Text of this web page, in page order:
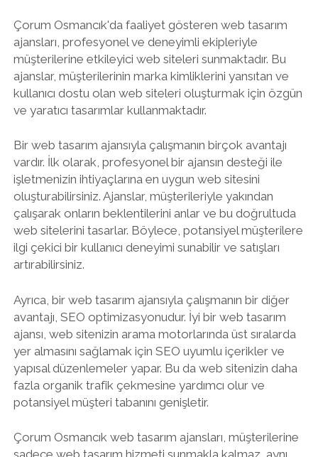
Çorum Osmancık'da faaliyet gösteren web tasarım
ajansları, profesyonel ve deneyimli ekipleriyle
müşterilerine etkileyici web siteleri sunmaktadır. Bu
ajanslar, müşterilerinin marka kimliklerini yansıtan ve
kullanıcı dostu olan web siteleri oluşturmak için özgün
ve yaratıcı tasarımlar kullanmaktadır.
Bir web tasarım ajansıyla çalışmanın birçok avantajı
vardır. İlk olarak, profesyonel bir ajansın desteği ile
işletmenizin ihtiyaçlarına en uygun web sitesini
oluşturabilirsiniz. Ajanslar, müşterileriyle yakından
çalışarak onların beklentilerini anlar ve bu doğrultuda
web sitelerini tasarlar. Böylece, potansiyel müşterilere
ilgi çekici bir kullanıcı deneyimi sunabilir ve satışları
artırabilirsiniz.
Ayrıca, bir web tasarım ajansıyla çalışmanın bir diğer
avantajı, SEO optimizasyonudur. İyi bir web tasarım
ajansı, web sitenizin arama motorlarında üst sıralarda
yer almasını sağlamak için SEO uyumlu içerikler ve
yapısal düzenlemeler yapar. Bu da web sitenizin daha
fazla organik trafik çekmesine yardımcı olur ve
potansiyel müşteri tabanını genişletir.
Çorum Osmancık web tasarım ajansları, müşterilerine
sadece web tasarım hizmeti sunmakla kalmaz, aynı